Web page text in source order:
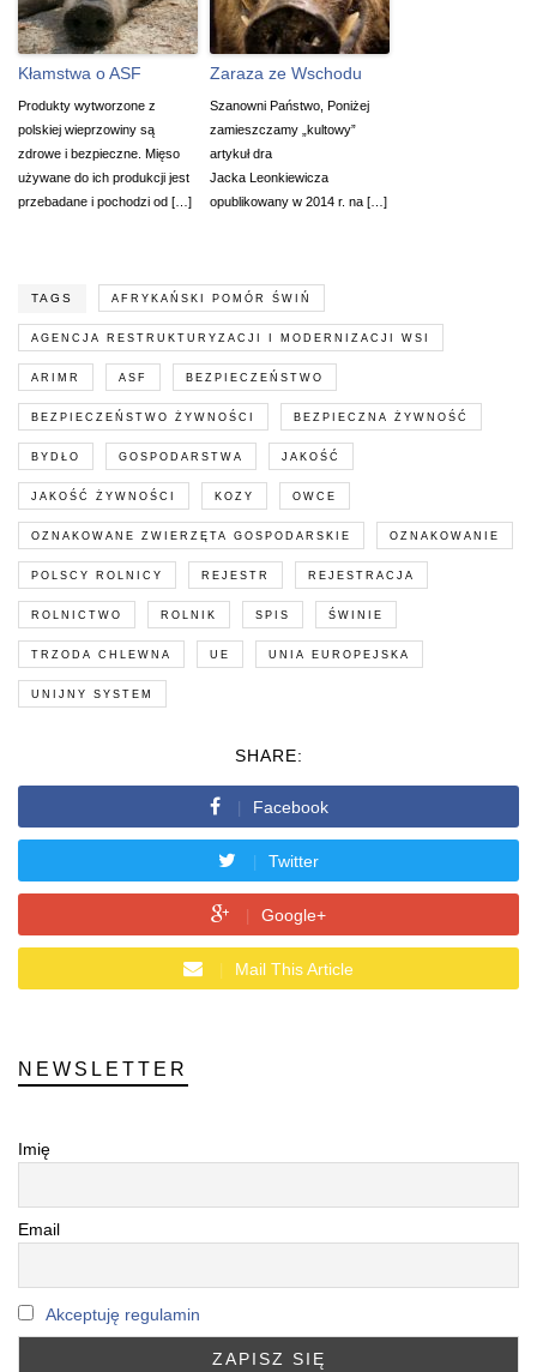
Kłamstwa o ASF
Produkty wytworzone z
polskiej wieprzowiny są
zdrowe i bezpieczne. Mięso
używane do ich produkcji jest
przebadane i pochodzi od […]
Zaraza ze Wschodu
Szanowni Państwo, Poniżej
zamieszczamy „kultowy”
artykuł dra
Jacka Leonkiewicza
opublikowany w 2014 r. na […]
TAGS AFRYKAŃSKI POMÓR ŚWIŃ
AGENCJA RESTRUKTURYZACJI I MODERNIZACJI WSI
ARIMR ASF BEZPIECZEŃSTWO
BEZPIECZEŃSTWO ŻYWNOŚCI BEZPIECZNA ŻYWNOŚĆ
BYDŁO GOSPODARSTWA JAKOŚĆ
JAKOŚĆ ŻYWNOŚCI KOZY OWCE
OZNAKOWANE ZWIERZĘTA GOSPODARSKIE OZNAKOWANIE
POLSCY ROLNICY REJESTR REJESTRACJA
ROLNICTWO ROLNIK SPIS ŚWINIE
TRZODA CHLEWNA UE UNIA EUROPEJSKA
UNIJNY SYSTEM
SHARE:
Facebook
Twitter
Google+
Mail This Article
NEWSLETTER
Imię
Email
Akceptuję regulamin